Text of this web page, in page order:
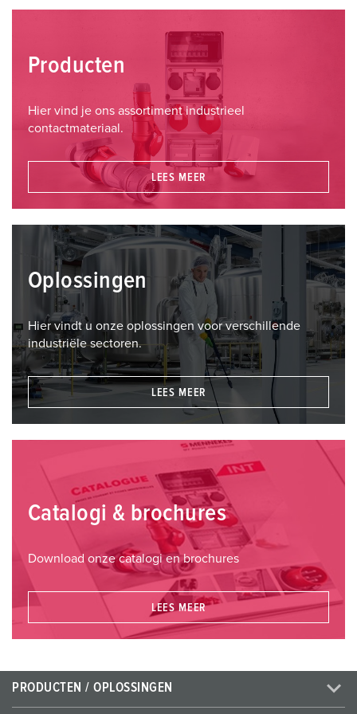
Producten
Hier vind je ons assortiment industrieel
contactmateriaal.
LEES MEER
Oplossingen
Hier vindt u onze oplossingen voor verschillende
industriële sectoren.
LEES MEER
Catalogi & brochures
Download onze catalogi en brochures
LEES MEER
PRODUCTEN / OPLOSSINGEN